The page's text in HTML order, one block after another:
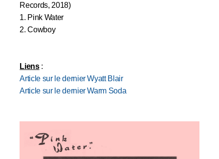
Records, 2018)
1. Pink Water
2. Cowboy
Liens:
Article sur le dernier Wyatt Blair
Article sur le dernier Warm Soda